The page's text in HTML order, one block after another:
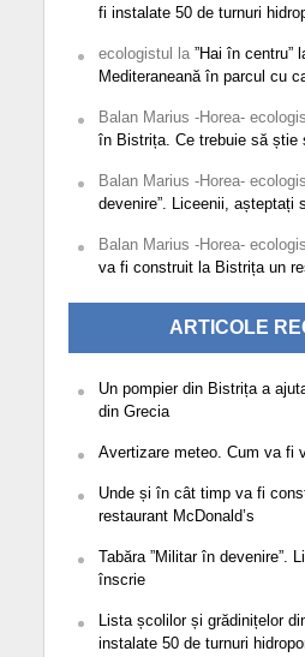
fi instalate 50 de turnuri
ecologistul la ”Hai în centru”
Mediteraneană în parcul cu
Balan Marius -Horea-
în Bistrița. Ce trebuie să știe
Balan Marius -Horea-
devenire”. Liceenii, așteptați
Balan Marius -Horea-
va fi construit la Bistrița un
ARTICOLE
Un pompier din Bistrița a
din Grecia
Avertizare meteo. Cum va fi
Unde și în cât timp va fi
restaurant McDonald’s
Tabăra ”Militar în devenire”.
înscrie
Lista școlilor și grădinițelor
instalate 50 de turnuri